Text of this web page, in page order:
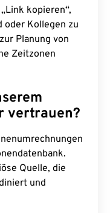
kopieren“,
oder Kollegen zu
Planung von
Zeitzonen
vertrauen?
Quelle, die
und